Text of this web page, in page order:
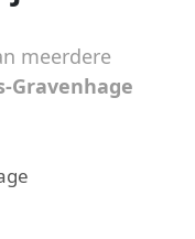
meerdere
Gravenhage